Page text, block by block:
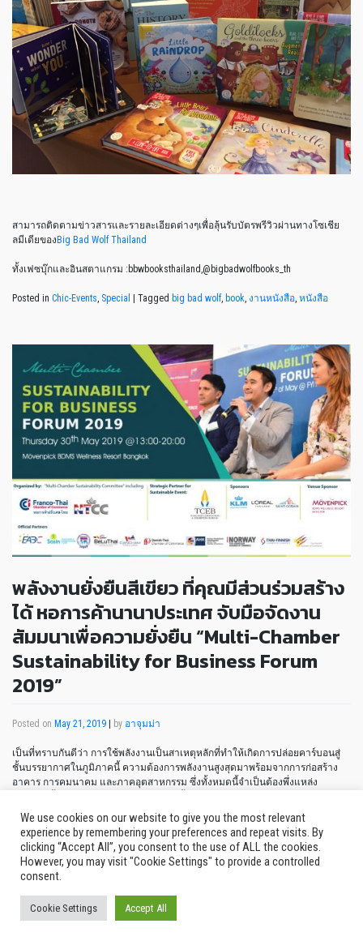
สามารถติดตามข่าวสารและรายละเอียดต่างๆเพื่อลุ้นรับบัตรพรีวิวผ่านทางโซเชีย
ลมีเดียของ Big Bad Wolf Thailand
ทั้งเฟซบุ๊กและอินสตาแกรม :bbwbooksthailand,@bigbadwolfbooks_th
Posted in Chic-Events, Special Tagged big bad wolf, book, งานหนังสือ, หนังสือ
พลังงานยั่งยืนสีเขียว ที่คุณมีส่วนร่วมสร้าง
ได้ หอการค้านานาประเทศ จับมือจัดงาน
สัมมนาเพื่อความยั่งยืน “Multi-Chamber
Sustainability for Business Forum
2019”
Posted on May 21, 2019 | by อาจุมม่า
เป็นที่ทราบกันดีว่า การใช้พลังงานเป็นสาเหตุหลักที่ทำให้เกิดการปล่อยคาร์บอนสู่
ชั้นบรรยากาศในภูมิภาคนี้ ความต้องการพลังงานสูงสุดมาพร้อมจากการก่อสร้าง
อาคาร การคมนาคม และภาคอุตสาหกรรม ซึ่งทั้งหมดนี้จำเป็นต้องพึ่งแหล่ง
ระเบียบและเครื่องมือทางการเงินเพื่อเตรียมรับการเปลี่ยนแปลง แต่ภาคธุรกิจเป็น
ฝ่ายที่มีบทบาทสำคัญในการพัฒนาโครงสร้างการดำเนินงาน หากเรามุ่งหวังให้เกิด
มาตรการจำเป็นในการปรับตัวต่อการเปลี่ยนแปลงของสภาพภูมิอากาศ เราจำเป็น
จะต้องกระตุ้นให้อาเซียนก้าวกระโดดไปสู่การผสมผสานการใช้พลังงานที่สะอาดและ
เป็นมิตรกับสิ่งแวดล้อมมากขึ้น
We use cookies on our website to give you the most relevant
experience by remembering your preferences and repeat visits. By
clicking “Accept All”, you consent to the use of ALL the cookies.
However, you may visit "Cookie Settings" to provide a controlled
consent.
Cookie Settings Accept All